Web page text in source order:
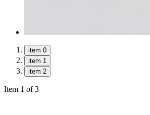
item 0
item 1
item 2
Item 1 of 3